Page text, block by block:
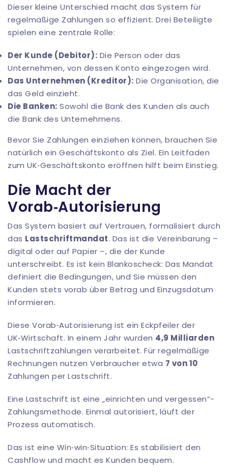
Dieser kleine Unterschied macht das System für
regelmäßige Zahlungen so effizient. Drei Beteiligte
spielen eine zentrale Rolle:
Der Kunde (Debitor): Die Person oder das
Unternehmen, von dessen Konto eingezogen wird.
Das Unternehmen (Kreditor): Die Organisation, die
das Geld einzieht.
Die Banken: Sowohl die Bank des Kunden als auch
die Bank des Unternehmens.
Bevor Sie Zahlungen einziehen können, brauchen Sie
natürlich ein Geschäftskonto als Ziel. Ein Leitfaden
zum UK‑Geschäftskonto eröffnen hilft beim Einstieg.
Die Macht der
Vorab‑Autorisierung
Das System basiert auf Vertrauen, formalisiert durch
das Lastschriftmandat. Das ist die Vereinbarung –
digital oder auf Papier –, die der Kunde
unterschreibt. Es ist kein Blankoscheck: Das Mandat
definiert die Bedingungen, und Sie müssen den
Kunden stets vorab über Betrag und Einzugsdatum
informieren.
Diese Vorab‑Autorisierung ist ein Eckpfeiler der
UK‑Wirtschaft. In einem Jahr wurden 4,9 Milliarden
Lastschriftzahlungen verarbeitet. Für regelmäßige
Rechnungen nutzen Verbraucher etwa 7 von 10
Zahlungen per Lastschrift.
Eine Lastschrift ist eine „einrichten und vergessen“-
Zahlungsmethode. Einmal autorisiert, läuft der
Prozess automatisch.
Das ist eine Win‑win‑Situation: Es stabilisiert den
Cashflow und macht es Kunden bequem.